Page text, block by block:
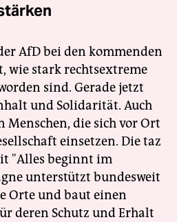
AfD bei den kommenden
wie stark rechtsextreme
sind. Gerade jetzt
und Solidarität. Auch
die sich vor Ort
einsetzen. Die taz
"Alles beginnt im
unterstützt bundesweit
Orte und baut einen
deren Schutz und Erhalt